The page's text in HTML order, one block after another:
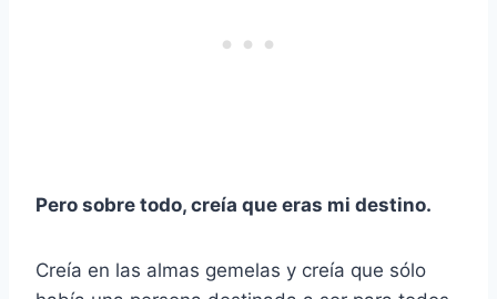
Pero sobre todo, creía que eras mi destino.
Creía en las almas gemelas y creía que sólo